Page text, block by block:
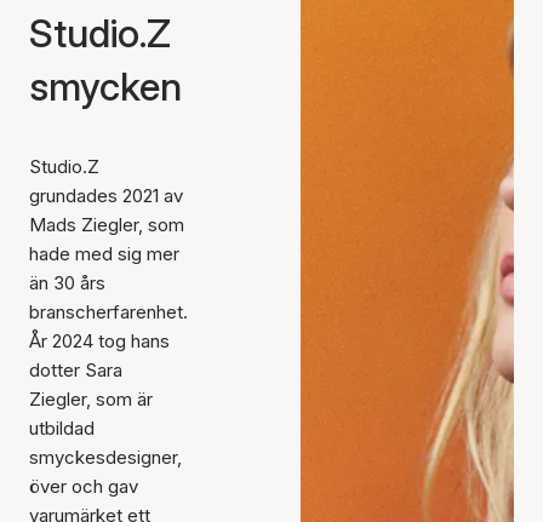
Studio.Z
smycken
Studio.Z
grundades 2021 av
Mads Ziegler, som
hade med sig mer
än 30 års
branscherfarenhet.
År 2024 tog hans
dotter Sara
Ziegler, som är
utbildad
smyckesdesigner,
över och gav
varumärket ett